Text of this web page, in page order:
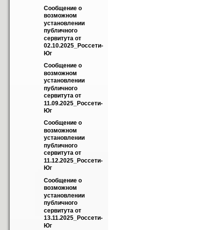
Сообщение о
возможном
установлении
публичного
сервитута от
02.10.2025_Россети-
Юг
Сообщение о
возможном
установлении
публичного
сервитута от
11.09.2025_Россети-
Юг
Сообщение о
возможном
установлении
публичного
сервитута от
11.12.2025_Россети-
Юг
Сообщение о
возможном
установлении
публичного
сервитута от
13.11.2025_Россети-
Юг